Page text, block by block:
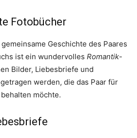
Fotobücher
Geschichte des Paares
ist ein wundervolles Romantik-
Bilder, Liebesbriefe und
werden, die das Paar für
möchte.